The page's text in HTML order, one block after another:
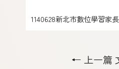
1140628新北市數位學習家
← 上一篇